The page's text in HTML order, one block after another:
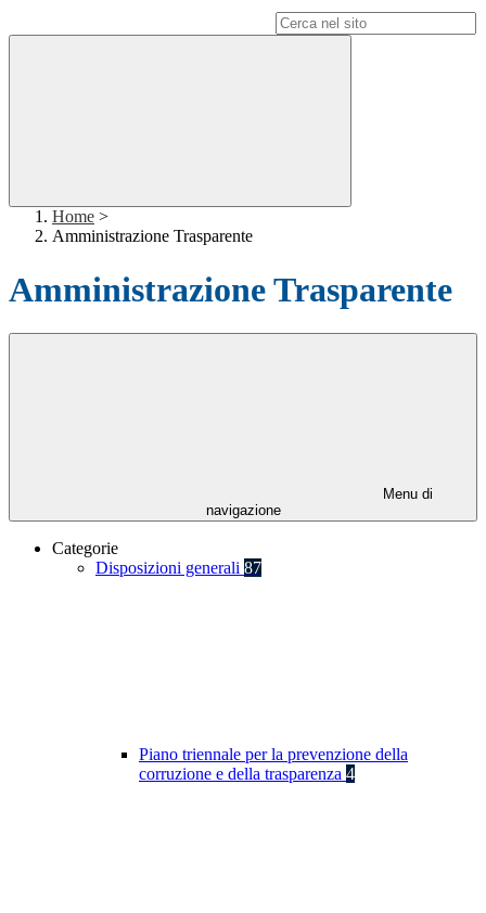
Home >
Amministrazione Trasparente
Amministrazione Trasparente
Menu di
navigazione
Categorie
Disposizioni generali 87
Piano triennale per la prevenzione della
corruzione e della trasparenza 4